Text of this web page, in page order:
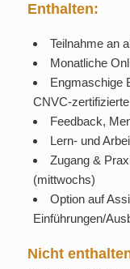
Enthalten:
Teilnahme an
Monatliche
Engmaschige
Feedback,
Lern‑ und
Zugang &
(mittwochs)
Option auf
Einführungen/
Nicht